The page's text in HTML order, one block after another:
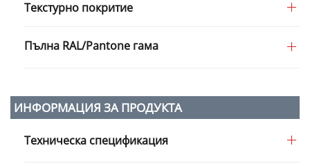
Текстурно покритие
Пълна RAL/Pantone гама
ИНФОРМАЦИЯ ЗА ПРОДУКТА
Техническа спецификация